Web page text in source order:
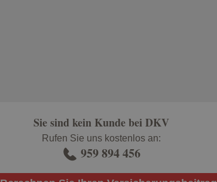
Sie sind kein Kunde bei DKV
Rufen Sie uns kostenlos an:
959 894 456